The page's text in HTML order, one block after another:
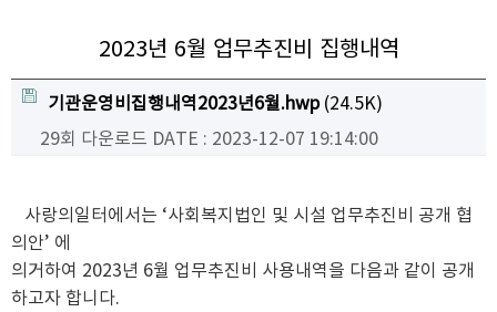
2023년 6월 업무추진비 집행내역
기관운영비집행내역2023년6월.hwp(24.5K)
29회 다운로드 DATE : 2023-12-07 19:14:00
사랑의일터에서는 ‘사회복지법인 및 시설 업무추진비 공개 협
의안’ 에
의거하여 2023년 6월 업무추진비 사용내역을 다음과 같이 공개
하고자 합니다.